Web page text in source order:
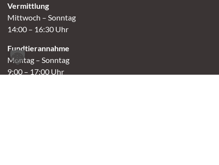
Vermittlung
Mittwoch – Sonntag
14:00 – 16:30 Uhr
Fundtierannahme
Montag – Sonntag
9:00 – 17:00 Uhr